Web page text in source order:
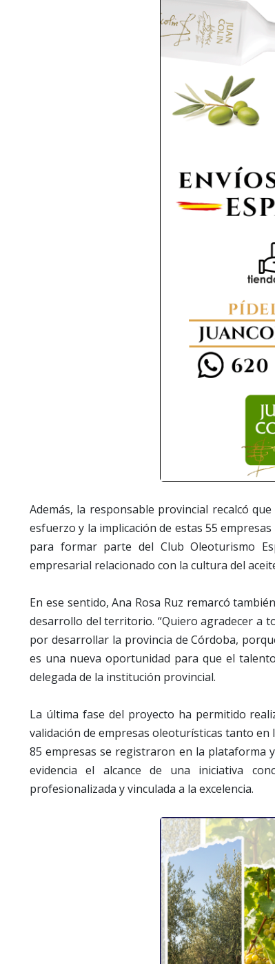
Además, la responsable provincial recalcó
esfuerzo y la implicación de estas 55
para formar parte del Club Oleoturismo
empresarial relacionado con la cultura del
En ese sentido, Ana Rosa Ruz remarcó
desarrollo del territorio. “Quiero agradecer a
por desarrollar la provincia de Córdoba,
es una nueva oportunidad para que el
delegada de la institución provincial.
La última fase del proyecto ha permitido
validación de empresas oleoturísticas tanto en
85 empresas se registraron en la plataforma
evidencia el alcance de una iniciativa
profesionalizada y vinculada a la excelencia.